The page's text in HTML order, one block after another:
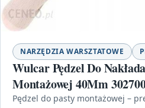
NARZĘDZIA WARSZTATOWE
Wulcar Pędzel Do
Montażowej 40Mm
Pędzel do pasty montażowej –